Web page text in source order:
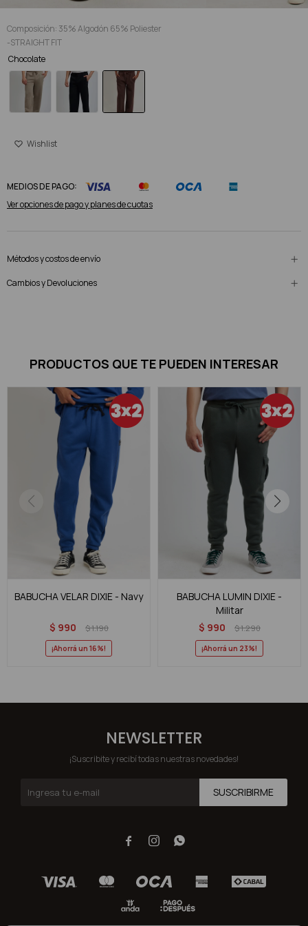
Composición: 35% Algodón 65% Poliester
-STRAIGHT FIT
Chocolate
MEDIOS DE PAGO:
Ver opciones de pago y planes de cuotas
Métodos y costos de envío
Cambios y Devoluciones
PRODUCTOS QUE TE PUEDEN INTERESAR
BABUCHA VELAR DIXIE - Navy
$ 990 $1.190
16
BABUCHA LUMIN DIXIE -
Militar
$ 990 $1.290
23
NEWSLETTER
¡Suscribite y recibí todas nuestras novedades!
SUSCRIBIRME
  